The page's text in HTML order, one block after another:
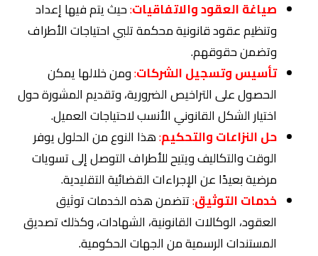
صياغة العقود والاتفاقيات:حيث يتم فيها إعداد
وتنظيم عقود قانونية محكمة تلبي احتياجات الأطراف
وتضمن حقوقهم.
تأسيس وتسجيل الشركات:ومن خلالها يمكن
الحصول على التراخيص الضرورية، وتقديم المشورة حول
اختيار الشكل القانوني الأنسب لاحتياجات العميل.
حل النزاعات والتحكيم:هذا النوع من الحلول يوفر
الوقت والتكاليف ويتيح للأطراف التوصل إلى تسويات
مرضية بعيدًا عن الإجراءات القضائية التقليدية.
خدمات التوثيق:تتضمن هذه الخدمات توثيق
العقود، الوكالات القانونية، الشهادات، وكذلك تصديق
المستندات الرسمية من الجهات الحكومية.